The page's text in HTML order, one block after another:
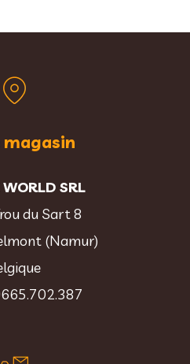
magasin
SRL
du Sart 8
(Namur)